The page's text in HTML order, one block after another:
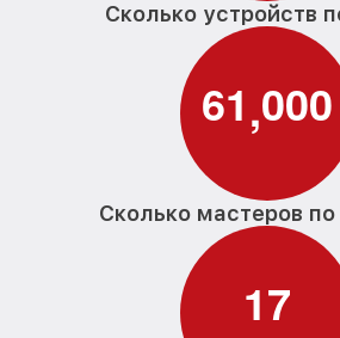
Сколько устройств
61,000
Сколько мастеров
17